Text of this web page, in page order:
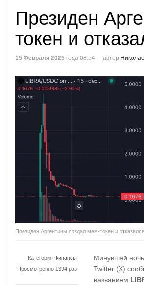
Президен
токен и
15 Февраля 2025 года 08:54 автор
Президен Аргентины создал мем-токен и
Категория Финансы
Просмотренно 1394 раз
Минувшей
Twitter (X)
названием